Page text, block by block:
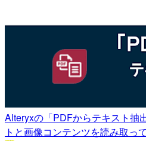
Alteryxの「PDFからテキスト抽
トと画像コンテンツを読み取っ